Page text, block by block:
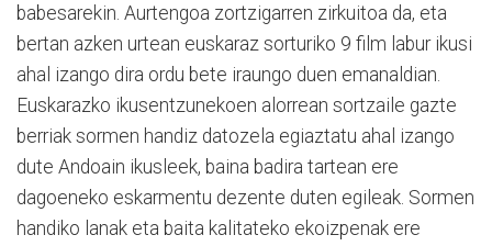
babesarekin. Aurtengoa zortzigarren zirkuitoa da, eta
bertan azken urtean euskaraz sorturiko 9 film labur ikusi
ahal izango dira ordu bete iraungo duen emanaldian.
Euskarazko ikusentzunekoen alorrean sortzaile gazte
berriak sormen handiz datozela egiaztatu ahal izango
dute Andoain ikusleek, baina badira tartean ere
dagoeneko eskarmentu dezente duten egileak. Sormen
handiko lanak eta baita kalitateko ekoizpenak ere